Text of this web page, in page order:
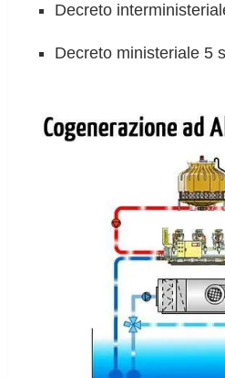
Decreto
Decreto ministeriale 5